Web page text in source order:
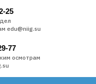
25
edu@niig.su
77
осмотрам